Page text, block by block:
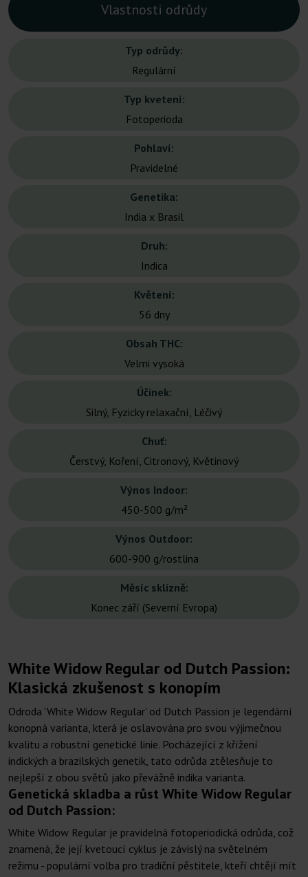
Vlastnosti odrůdy
Typ odrůdy:
Regulární
Typ kvetení:
Fotoperioda
Pohlaví:
Pravidelné
Genetika:
India x Brasil
Druh:
Indica
Květení:
56 dny
Obsah THC:
Velmi vysoká
Účinek:
Silný, Fyzicky relaxační, Léčivý
Chuť:
Čerstvý, Koření, Citronový, Květinový
Výnos Indoor:
450-500 g/m²
Výnos Outdoor:
600-900 g/rostlina
Měsíc sklizně:
Konec září (Severní Evropa)
White Widow Regular od Dutch Passion:
Klasická zkušenost s konopím
Odroda 'White Widow Regular' od Dutch Passion je legendární
konopná varianta, která je oslavována pro svou výjimečnou
kvalitu a robustní genetické linie. Pocházející z křížení
indických a brazilských genetik, tato odrůda ztělesňuje to
nejlepší z obou světů jako převážně indika varianta.
Genetická skladba a růst White Widow Regular
od Dutch Passion:
White Widow Regular je pravidelná fotoperiodická odrůda, což
znamená, že její kvetoucí cyklus je závislý na světelném
režimu - populární volba pro tradiční pěstitele, kteří chtějí mít